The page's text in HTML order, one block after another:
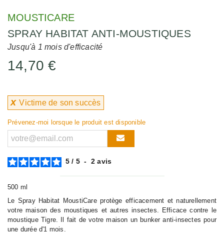
MOUSTICARE
SPRAY HABITAT ANTI-MOUSTIQUES
Jusqu'à 1 mois d'efficacité
14,70 €
xVictime de son succès
Prévenez-moi lorsque le produit est disponible
5 / 5 - 2avis
500 ml
Le Spray Habitat MoustiCare protège efficacement et naturellement
votre maison des moustiques et autres insectes. Efficace contre le
moustique Tigre. Il fait de votre maison un bunker anti-insectes pour
une durée d'1 mois.